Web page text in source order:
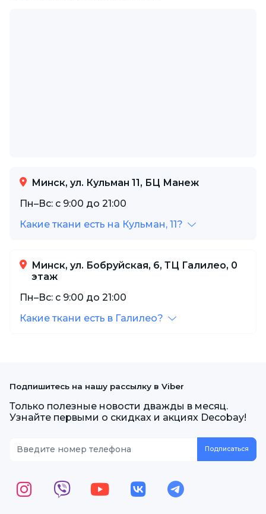
Минск, ул. Кульман 11, БЦ Манеж
Пн–Вс: с 9:00 до 21:00
Какие ткани есть на Кульман, 11?
Минск, ул. Бобруйская, 6, ТЦ Галилео, 0
этаж
Пн–Вс: с 9:00 до 21:00
Какие ткани есть в Галилео?
Подпишитесь на нашу рассылку в Viber
Только полезные новости дважды в месяц.
Узнайте первыми о скидках и акциях Decobay!